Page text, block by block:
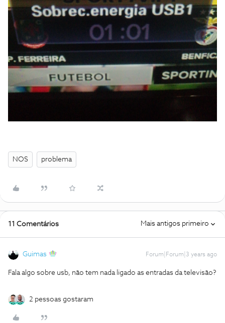
NOS problema
11 Comentários Mais antigos primeiro
Guimas Forum|Forum|3 years ago
Fala algo sobre usb, não tem nada ligado as entradas da televisão?
2 pessoas gostaram